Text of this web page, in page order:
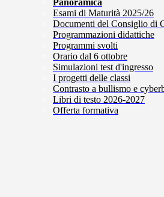
Panoramica
Esami di Maturità 2025/26
Documenti del Consiglio di
Programmazioni didattiche
Programmi svolti
Orario dal 6 ottobre
Simulazioni test d'ingresso
I progetti delle classi
Contrasto a bullismo e
Libri di testo 2026-2027
Offerta formativa